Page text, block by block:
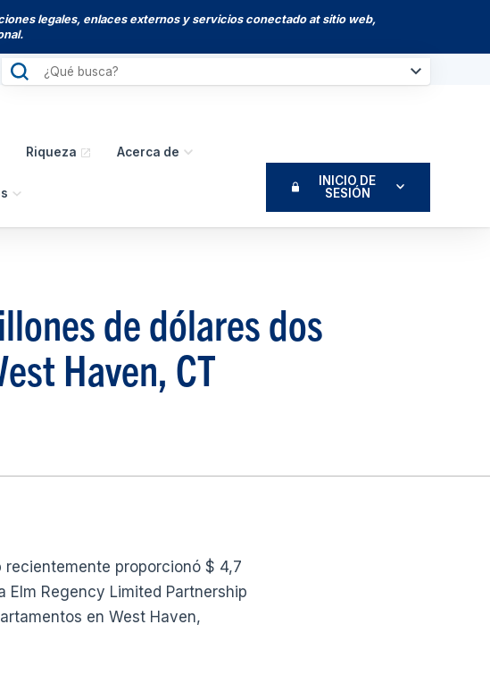
legales, enlaces externos y servicios conectado at sitio web,
Riqueza Acerca de
INICIO DE
SESIÓN
de dólares dos
Haven, CT
recientemente proporcionó $ 4,7
Elm Regency Limited Partnership
en West Haven,